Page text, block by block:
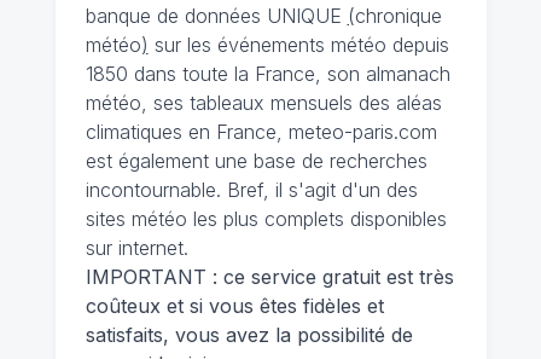
banque de données UNIQUE (chronique
météo) sur les événements météo depuis
1850 dans toute la France, son almanach
météo, ses tableaux mensuels des aléas
climatiques en France, meteo-paris.com
est également une base de recherches
incontournable. Bref, il s'agit d'un des
sites météo les plus complets disponibles
sur internet.
IMPORTANT : ce service gratuit est très
coûteux et si vous êtes fidèles et
satisfaits, vous avez la possibilité de